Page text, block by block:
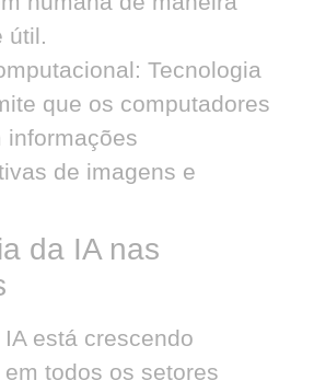
útil.
Tecnologia
que os computadores
informações
de imagens e
da IA nas
está crescendo
todos os setores